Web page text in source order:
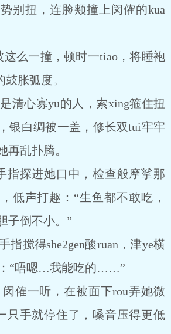
别扭，连脸颊撞上闵傕的kua
么一撞，顿时一tiao，将睡袍
胀弧度。
心寡yu的人，索xing箍住扭
银白绸被一盖，修长双tui牢牢
再乱扑腾。
探进她口中，检查般摩挲那
低声打趣：“生鱼都不敢吃，
子倒不小。”
搅得she2gen酸ruan，津ye横
“唔嗯…我能吃的……”
一听，在被面下rou弄她微
只手就停住了，嗓音压得更低